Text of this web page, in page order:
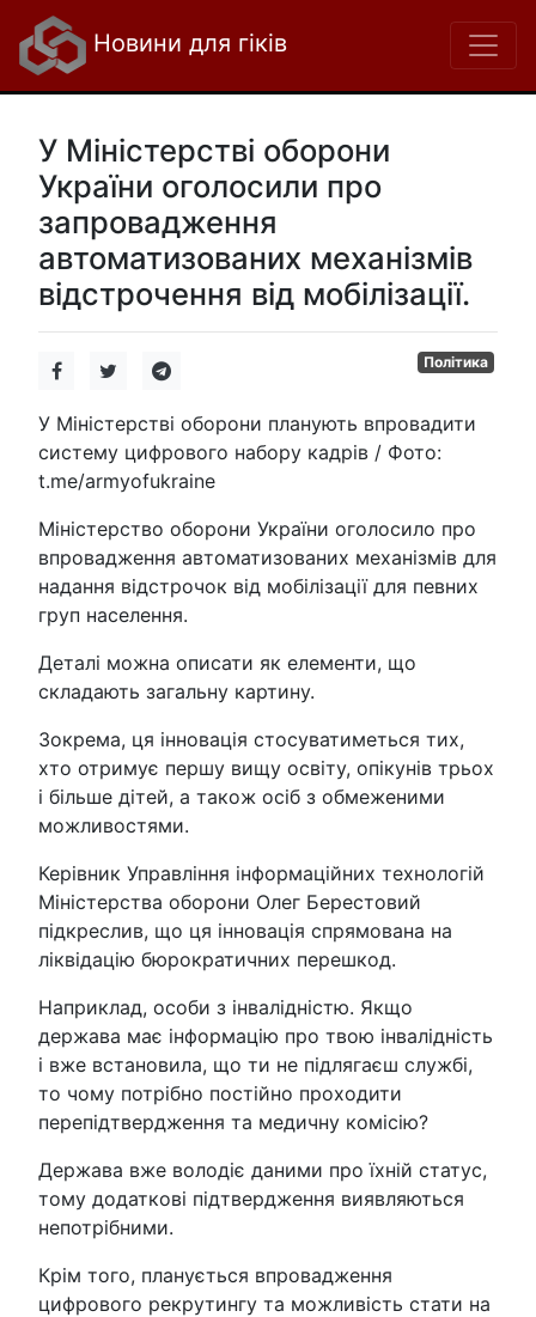
Новини для гіків
У Міністерстві оборони
України оголосили про
запровадження
автоматизованих механізмів
відстрочення від мобілізації.
Політика
У Міністерстві оборони планують впровадити
систему цифрового набору кадрів / Фото:
t.me/armyofukraine
Міністерство оборони України оголосило про
впровадження автоматизованих механізмів для
надання відстрочок від мобілізації для певних
груп населення.
Деталі можна описати як елементи, що
складають загальну картину.
Зокрема, ця інновація стосуватиметься тих,
хто отримує першу вищу освіту, опікунів трьох
і більше дітей, а також осіб з обмеженими
можливостями.
Керівник Управління інформаційних технологій
Міністерства оборони Олег Берестовий
підкреслив, що ця інновація спрямована на
ліквідацію бюрократичних перешкод.
Наприклад, особи з інвалідністю. Якщо
держава має інформацію про твою інвалідність
і вже встановила, що ти не підлягаєш службі,
то чому потрібно постійно проходити
перепідтвердження та медичну комісію?
Держава вже володіє даними про їхній статус,
тому додаткові підтвердження виявляються
непотрібними.
Крім того, планується впровадження
цифрового рекрутингу та можливість стати на